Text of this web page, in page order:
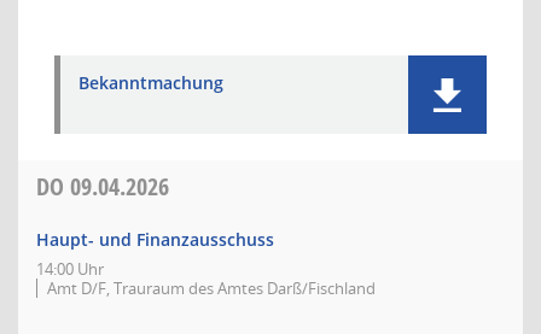
Bekanntmachung
DO 09.04.2026
Haupt- und Finanzausschuss
14:00 Uhr
Amt D/F, Trauraum des Amtes Darß/Fischland